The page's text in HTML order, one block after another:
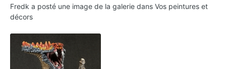
Fredk a posté une image de la galerie dans Vos peintures et
décors